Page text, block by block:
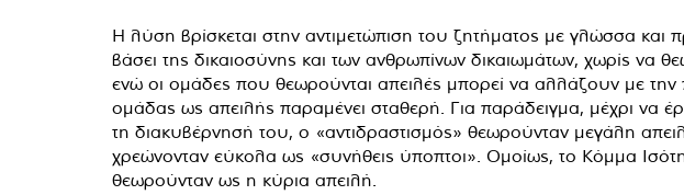
Η λύση βρίσκεται στην αντιμετώπιση του ζητήματος με γλώσσα και
βάσει της δικαιοσύνης και των ανθρωπίνων δικαιωμάτων, χωρίς
ενώ οι ομάδες που θεωρούνται απειλές μπορεί να αλλάζουν με
ομάδας ως απειλής παραμένει σταθερή. Για παράδειγμα, μέχρι να
τη διακυβέρνησή του, ο «αντιδραστισμός» θεωρούνταν μεγάλη
χρεώνονταν εύκολα ως «συνήθεις ύποπτοι». Ομοίως, το Κόμμα
θεωρούνταν ως η κύρια απειλή.